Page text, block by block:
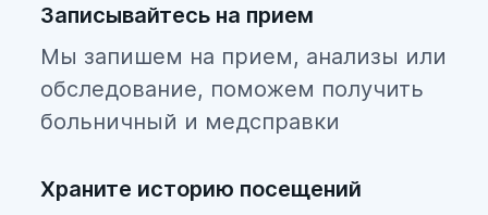
Записывайтесь на прием
Мы запишем на прием, анализы или
обследование, поможем получить
больничный и медсправки
Храните историю посещений